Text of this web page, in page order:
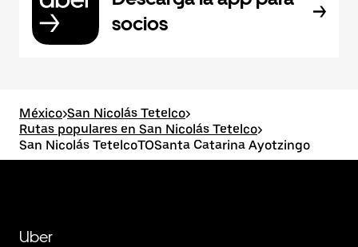
socios
México>San Nicolás Tetelco>
Rutas populares en San Nicolás Tetelco>
San Nicolás TetelcoTOSanta Catarina Ayotzingo
Uber